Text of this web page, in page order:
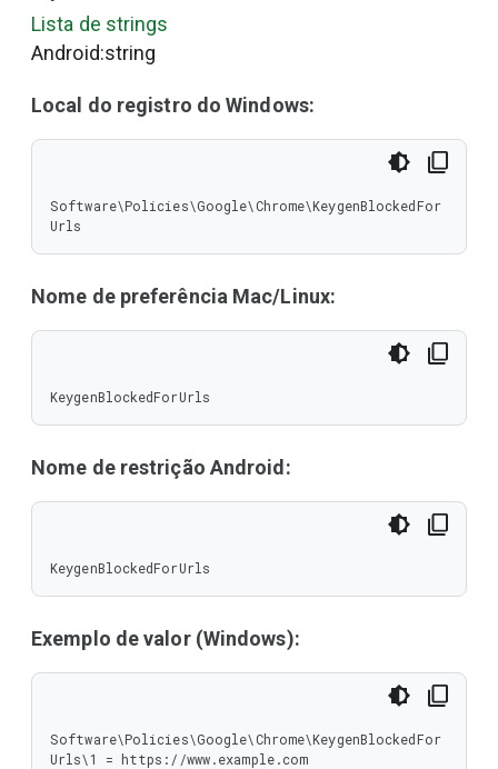
Lista de strings
Android:string
Local do registro do Windows:
Software\Policies\Google\Chrome\KeygenBlockedFor
Urls
Nome de preferência Mac/Linux:
KeygenBlockedForUrls
Nome de restrição Android:
KeygenBlockedForUrls
Exemplo de valor (Windows):
Software\Policies\Google\Chrome\KeygenBlockedFor
Urls\1 = https://www.example.com